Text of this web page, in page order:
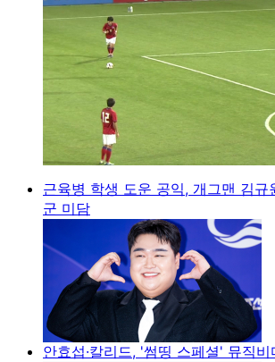
근육병 학생 도운 공익, 개그맨 김
군 미담
안효섭·칼리드, '썸띵 스페셜' 뮤직